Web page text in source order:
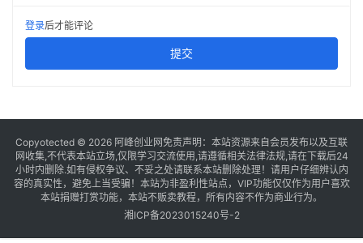
登录后才能评论
提交
Copyotected © 2026 阿峰创业网 免责声明：本站资源来自会员发布以及互联
网收集,不代表本站立场,仅限学习交流使用,请遵循相关法律法规,请在下载后24
小时内删除.如有侵权争议、不妥之处请联系本站删除处理！请用户仔细辨认内
容的真实性，避免上当受骗！本站为非盈利性站点，VIP功能仅仅作为用户喜欢
本站捐赠打赏功能，本站不贩卖教程，所有内容不作为商业行为。
湘ICP备2023015240号-2